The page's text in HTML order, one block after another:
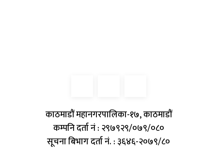
काठमाडौं महानगरपालिका-१७, काठमाडौं
कम्पनि दर्ता नं : २९७९२९/०७९/०८०
सूचना बिभाग दर्ता नं. : ३६४६-२०७९/८०